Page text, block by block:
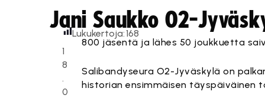
Jani Saukko O2-
1
8
.
0
Lukukertoja:168
800 jäsentä ja lähes 50 joukkuetta
Salibandyseura O2-Jyväskylä on
historian ensimmäisen täyspäiväinen